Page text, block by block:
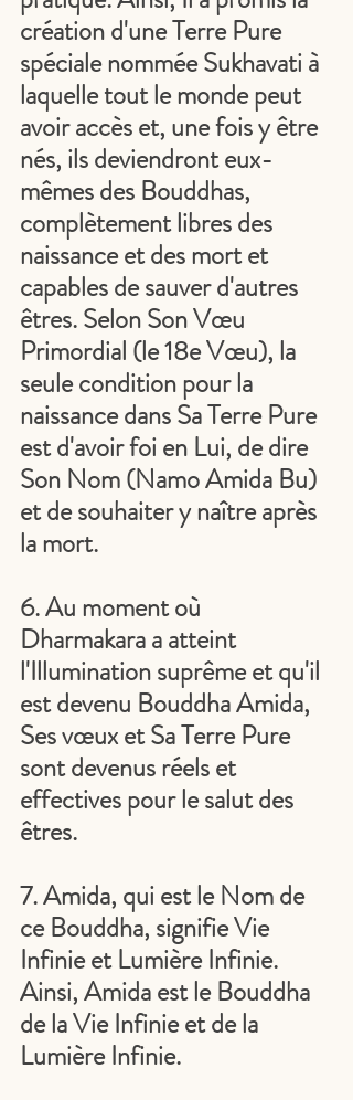
création d'une Terre Pure
spéciale nommée Sukhavati à
laquelle tout le monde peut
avoir accès et, une fois y être
nés, ils deviendront eux-
mêmes des Bouddhas,
complètement libres des
naissance et des mort et
capables de sauver d'autres
êtres. Selon Son Vœu
Primordial (le 18e Vœu), la
seule condition pour la
naissance dans Sa Terre Pure
est d'avoir foi en Lui, de dire
Son Nom (Namo Amida Bu)
et de souhaiter y naître après
la mort.
6. Au moment où
Dharmakara a atteint
l'Illumination suprême et qu'il
est devenu Bouddha Amida,
Ses vœux et Sa Terre Pure
sont devenus réels et
effectives pour le salut des
êtres.
7. Amida, qui est le Nom de
ce Bouddha, signifie Vie
Infinie et Lumière Infinie.
Ainsi, Amida est le Bouddha
de la Vie Infinie et de la
Lumière Infinie.